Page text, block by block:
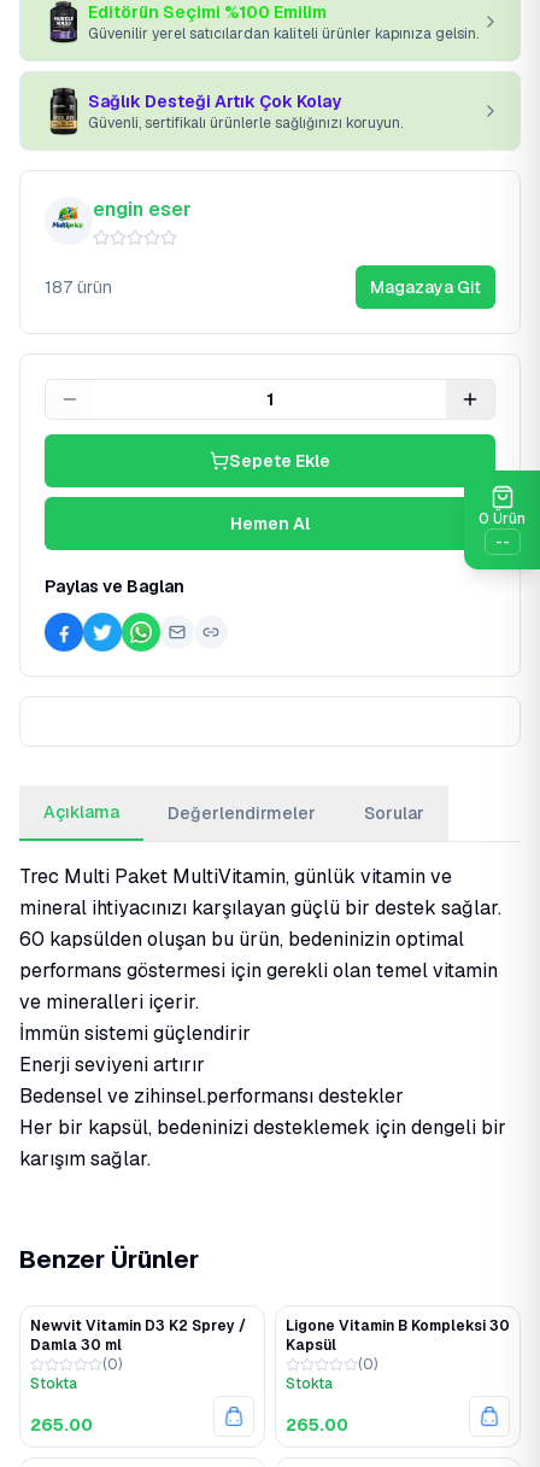
Editörün Seçimi %100 Emilim
Güvenilir yerel satıcılardan kaliteli ürünler kapınıza gelsin.
Sağlık Desteği Artık Çok Kolay
Güvenli, sertifikalı ürünlerle sağlığınızı koruyun.
engin eser
187 ürün Magazaya Git
1
Sepete Ekle
Hemen Al
Paylas ve Baglan
Açıklama Değerlendirmeler Sorular
Trec Multi Paket MultiVitamin, günlük vitamin ve
mineral ihtiyacınızı karşılayan güçlü bir destek sağlar.
60 kapsülden oluşan bu ürün, bedeninizin optimal
performans göstermesi için gerekli olan temel vitamin
ve mineralleri içerir.
İmmün sistemi güçlendirir
Enerji seviyeni artırır
Bedensel ve zihinsel.performansı destekler
Her bir kapsül, bedeninizi desteklemek için dengeli bir
karışım sağlar.
Benzer Ürünler
Newvit Vitamin D3 K2 Sprey /
Damla 30 ml
(0)
Stokta
265.00
Ligone Vitamin B Kompleksi 30
Kapsül
(0)
Stokta
265.00
0 Ürün
--